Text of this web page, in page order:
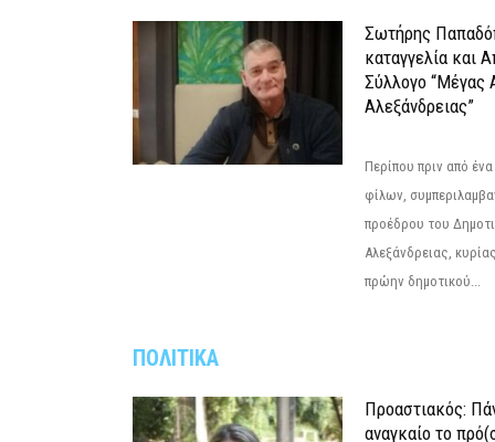
Σωτήρης
καταγγελία και
Σύλλογο “Μέγας
Αλεξάνδρειας”
Περίπου πριν από
φίλων,
προέδρου του
Αλεξάνδρειας,
πρώην δημοτικού...
ΠΟΛΙΤΙΚΑ
Προαστιακός:
αναγκαίο το